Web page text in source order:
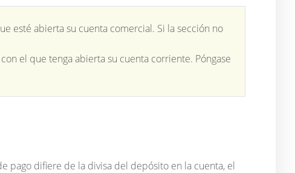
esté abierta su cuenta comercial. Si la sección no
el que tenga abierta su cuenta corriente. Póngase
pago difiere de la divisa del depósito en la cuenta, el